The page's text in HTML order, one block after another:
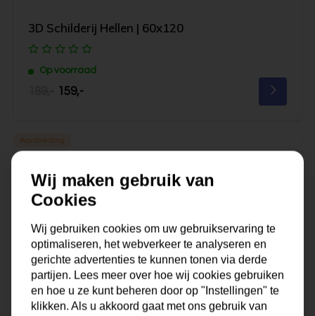
3D Schilderij Hellen | 60x120
Op voorraad
159,-
Aanbieding
Wij maken gebruik van
Cookies
Wij gebruiken cookies om uw gebruikservaring te
optimaliseren, het webverkeer te analyseren en
gerichte advertenties te kunnen tonen via derde
partijen. Lees meer over hoe wij cookies gebruiken
en hoe u ze kunt beheren door op "Instellingen" te
klikken. Als u akkoord gaat met ons gebruik van